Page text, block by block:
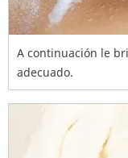
A continuación le
adecuado.